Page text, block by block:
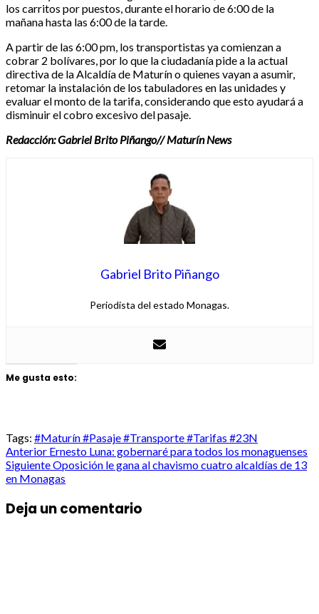
los carritos por puestos, durante el horario de 6:00 de la
mañana hasta las 6:00 de la tarde.
A partir de las 6:00 pm, los transportistas ya comienzan a
cobrar 2 bolívares, por lo que la ciudadanía pide a la actual
directiva de la Alcaldía de Maturín o quienes vayan a asumir,
retomar la instalación de los tabuladores en las unidades y
evaluar el monto de la tarifa, considerando que esto ayudará a
disminuir el cobro excesivo del pasaje.
Redacción: Gabriel Brito Piñango// Maturín News
Gabriel Brito Piñango
Periodista del estado Monagas.
Me gusta esto:
Tags: #Maturín #Pasaje #Transporte #Tarifas #23N
Post
navigation
Anterior Ernesto Luna: gobernaré para todos los monaguenses
SiguienteOposición le gana al chavismo cuatro alcaldías de 13
en Monagas
Deja un comentario